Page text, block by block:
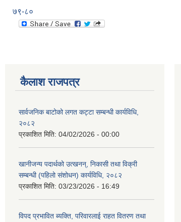
७९-८०
कैलाश राजपत्र
सार्वजनिक बाटोको लगत कट्टा सम्बन्धी कार्यविधि,
२०८२
प्रकाशित मिति: 04/02/2026 - 00:00
खानीजन्य पदार्थको उत्खनन्, निकासी तथा विक्री
सम्बन्धी (पहिलो संशोधन) कार्यविधि, २०८२
प्रकाशित मिति: 03/23/2026 - 16:49
विपद प्रभावित ब्यक्ति, परिवारलाई राहत वितरण तथा